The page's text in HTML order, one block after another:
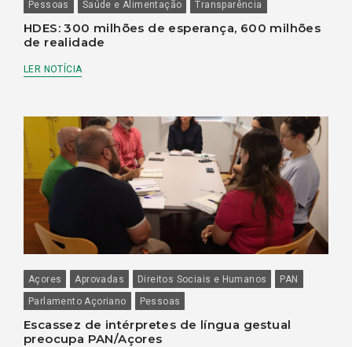
Pessoas Saúde e Alimentação Transparência
HDES: 300 milhões de esperança, 600 milhões
de realidade
LER NOTÍCIA
Açores Aprovadas Direitos Sociais e Humanos
PAN
Parlamento Açoriano
Pessoas
Escassez de intérpretes de língua gestual
preocupa PAN/Açores